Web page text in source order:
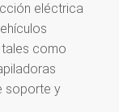
eléctrica
como
soporte y